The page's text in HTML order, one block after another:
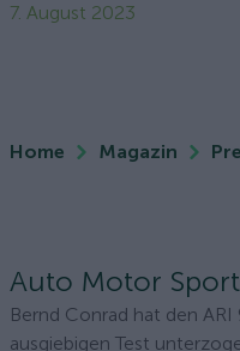
7. August 2023
Home Magazin
Auto Motor
Bernd Conrad hat den
ausgiebigen Test